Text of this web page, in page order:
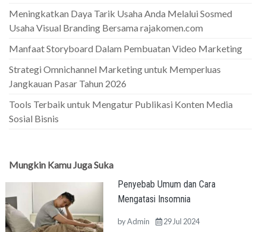
Meningkatkan Daya Tarik Usaha Anda Melalui Sosmed
Usaha Visual Branding Bersama rajakomen.com
Manfaat Storyboard Dalam Pembuatan Video Marketing
Strategi Omnichannel Marketing untuk Memperluas
Jangkauan Pasar Tahun 2026
Tools Terbaik untuk Mengatur Publikasi Konten Media
Sosial Bisnis
Mungkin Kamu Juga Suka
Penyebab Umum dan Cara
Mengatasi Insomnia
byAdmin 29 Jul 2024